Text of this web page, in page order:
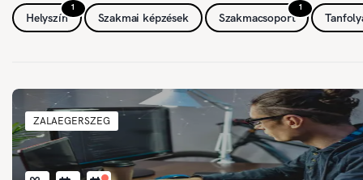
1
Helyszín Szakmai képzések
1
Szakmacsoport
ZALAEGERSZEG